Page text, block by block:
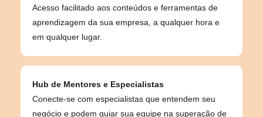
Acesso facilitado aos conteúdos e ferramentas de
aprendizagem da sua empresa, a qualquer hora e
em qualquer lugar.
Hub de Mentores e Especialistas
Conecte-se com especialistas que entendem seu
negócio e podem guiar sua equipe na superação de